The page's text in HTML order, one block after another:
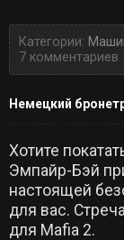
Категории:
7 комментариев
Немецкий
Хотите
Эмпайр-Бэй
настоящей
для вас.
для Mafia 2.